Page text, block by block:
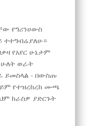
የግሪንሀውስ
ተተግብሬያለሁ።
የአየር ሁኔታም
ወራት
ይመስላል - በውስጡ
የተዝረከረከ ሙጫ
ከራስዎ ያድርጉት